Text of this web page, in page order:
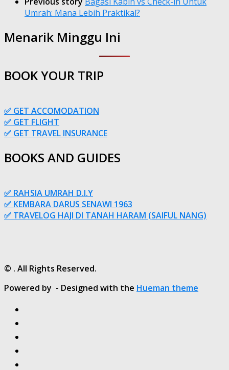
Umrah: Mana Lebih Praktikal?
Menarik Minggu Ini
BOOK YOUR TRIP
✅ GET ACCOMODATION
✅ GET FLIGHT
✅ GET TRAVEL INSURANCE
BOOKS AND GUIDES
✅ RAHSIA UMRAH D.I.Y
✅ KEMBARA DARUS SENAWI 1963
✅ TRAVELOG HAJI DI TANAH HARAM (SAIFUL NANG)
© . All Rights Reserved.
Powered by - Designed with the Hueman theme